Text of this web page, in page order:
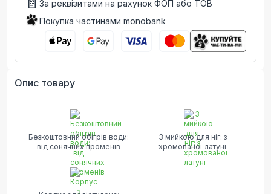
За реквізитами на рахунок ФОП або ТОВ
Покупка частинами monobank
Опис товару
Безкоштовний обігрів води:
від сонячних променів
З мийкою для ніг: з
хромованої латуні